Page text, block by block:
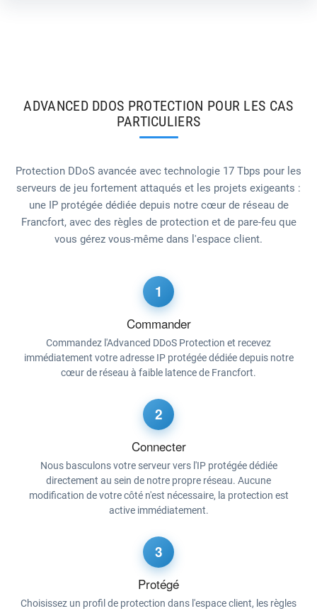
ADVANCED DDOS PROTECTION POUR LES CAS
PARTICULIERS
Protection DDoS avancée avec technologie 17 Tbps pour les
serveurs de jeu fortement attaqués et les projets exigeants :
une IP protégée dédiée depuis notre cœur de réseau de
Francfort, avec des règles de protection et de pare-feu que
vous gérez vous-même dans l'espace client.
1
Commander
Commandez l'Advanced DDoS Protection et recevez
immédiatement votre adresse IP protégée dédiée depuis notre
cœur de réseau à faible latence de Francfort.
2
Connecter
Nous basculons votre serveur vers l'IP protégée dédiée
directement au sein de notre propre réseau. Aucune
modification de votre côté n'est nécessaire, la protection est
active immédiatement.
3
Protégé
Choisissez un profil de protection dans l'espace client, les règles